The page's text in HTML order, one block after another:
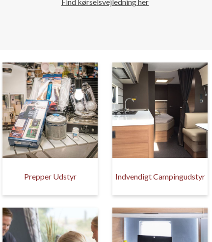
Find kørselsvejledning her
Prepper Udstyr Indvendigt Campingudstyr